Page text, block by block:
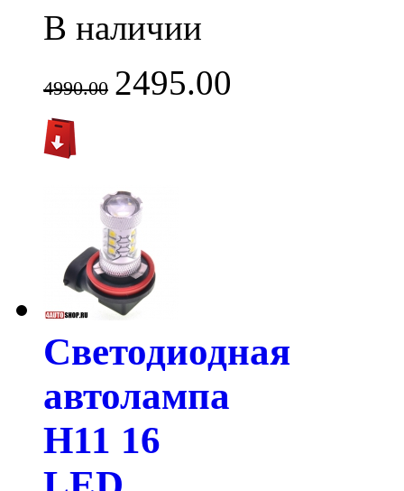
В наличии
4990.00 2495.00
Светодиодная
автолампа
H11 16